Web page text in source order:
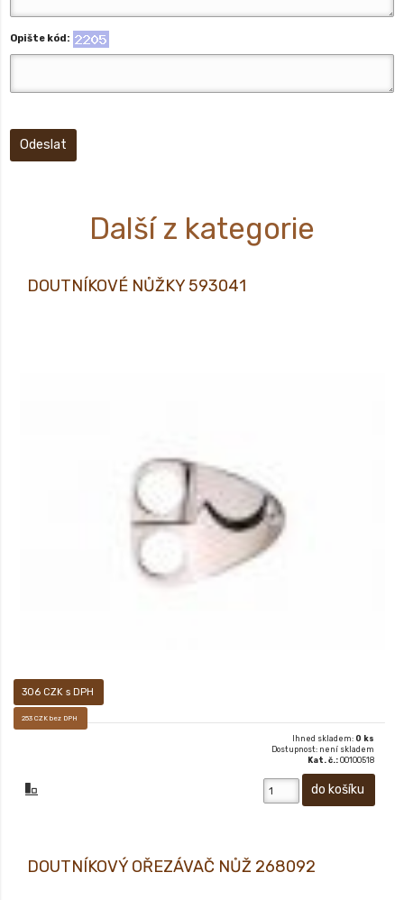
Opište kód:
Odeslat
Další z kategorie
306 CZK s DPH
253 CZK bez DPH
DOUTNÍKOVÉ NŮŽKY 593041
Ihned skladem: 0 ks
Dostupnost: není skladem
Kat. č.: 00100518
DOUTNÍKOVÝ OŘEZÁVAČ NŮŽ 268092